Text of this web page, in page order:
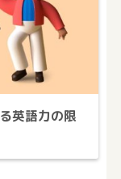
英語力の限